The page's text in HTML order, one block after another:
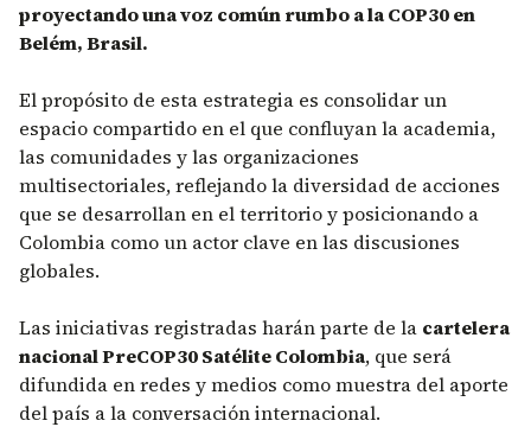
proyectando una voz común rumbo a la COP30 en
Belém, Brasil.
El propósito de esta estrategia es consolidar un
espacio compartido en el que confluyan la academia,
las comunidades y las organizaciones
multisectoriales, reflejando la diversidad de acciones
que se desarrollan en el territorio y posicionando a
Colombia como un actor clave en las discusiones
globales.
Las iniciativas registradas harán parte de la cartelera
nacional PreCOP30 Satélite Colombia, que será
difundida en redes y medios como muestra del aporte
del país a la conversación internacional.